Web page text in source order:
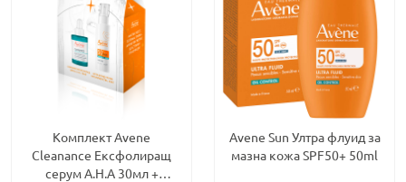
Комплект Avene
Cleanance Ексфолиращ
серум A.H.A 30мл +
Avene Sun Ултра флуид за
мазна кожа SPF50+ 50ml